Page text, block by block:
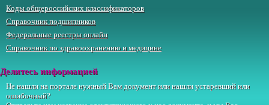
Коды общероссийских классификаторов
Справочник подшипников
Федеральные реестры онлайн
Справочник по здравоохранению и медицине
Делитесь информацией
Не нашли на портале нужный Вам документ или нашли устаревший или
ошибочный?